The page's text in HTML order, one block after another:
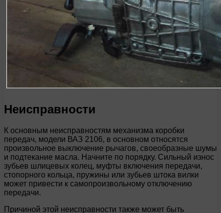
Неисправности
К основным неисправностям механизма коробки
передач, модели ВАЗ 2106, в основном относятся
произвольное выключение рычагов, своеобразные шумы
и подтекание масла. Начните по порядку. Сильный износ
зубьев шлицевых колец, муфты включения передачи,
стопорного кольца, пружины или зубьев штока вилки
может привести к самопроизвольному отключению
передачи.
Причиной этой неисправности также может быть